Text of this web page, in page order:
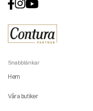
Snabblänkar
Hem
Våra butiker